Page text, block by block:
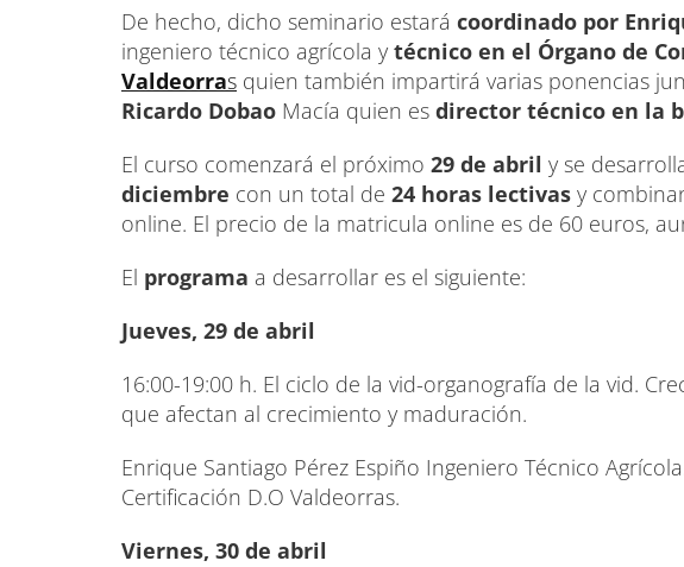
De hecho, dicho seminario estará coordinado por
ingeniero técnico agrícola y técnico en el Órgano de
Valdeorras quien también impartirá varias ponencias
Ricardo Dobao Macía quien es director técnico en la
El curso comenzará el próximo 29 de abril y se
diciembre con un total de 24 horas lectivas y
online. El precio de la matricula online es de 60 euros,
El programa a desarrollar es el siguiente:
Jueves, 29 de abril
16:00-19:00 h. El ciclo de la vid-organografía de la vid.
que afectan al crecimiento y maduración.
Enrique Santiago Pérez Espiño Ingeniero Técnico
Certificación D.O Valdeorras.
Viernes, 30 de abril